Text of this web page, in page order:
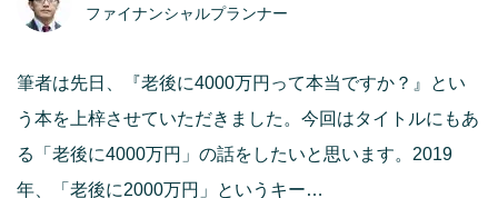
ファイナンシャルプランナー
筆者は先日、『老後に4000万円って本当ですか？』とい
う本を上梓させていただきました。今回はタイトルにもあ
る「老後に4000万円」の話をしたいと思います。2019
年、「老後に2000万円」というキー…